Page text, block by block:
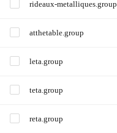
rideaux-metalliques.group
atthetable.group
leta.group
teta.group
reta.group